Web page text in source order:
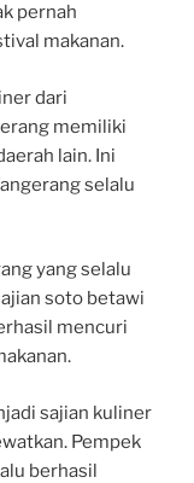
pernah
makanan.
dari
memiliki
lain. Ini
selalu
yang selalu
soto betawi
mencuri
sajian kuliner
Pempek
berhasil